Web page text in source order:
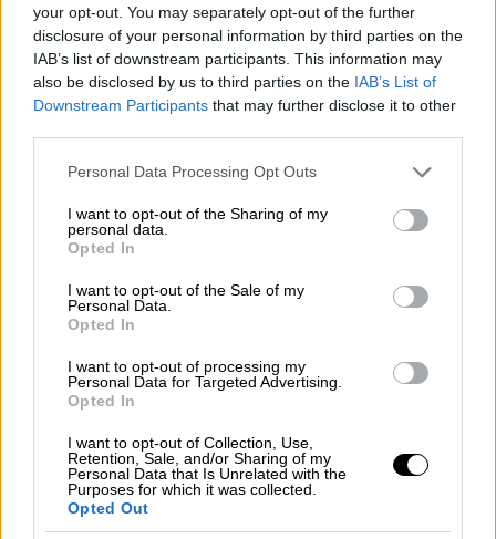
your opt-out. You may separately opt-out of the further
disclosure of your personal information by third parties on the
IAB’s list of downstream participants. This information may
also be disclosed by us to third parties on the IAB’s List of
Downstream Participants that may further disclose it to other
Please note that this website/app uses one or more Google
not limited to your visit or usage behaviour. You may click to
grant or deny consent to Google and its third-party tags to
use your data for below specified purposes in below Google
consent section.
Personal Data Processing Opt Outs
I want to opt-out of the Sharing of my
personal data.
Opted In
I want to opt-out of the Sale of my
Personal Data.
Opted In
I want to opt-out of processing my
Personal Data for Targeted Advertising.
Opted In
I want to opt-out of Collection, Use,
Retention, Sale, and/or Sharing of my
Personal Data that Is Unrelated with the
Purposes for which it was collected.
Opted Out
5. Μέγκαν Μαρκλ - Θα κάνω ό τι μου
αρέσει τελικά!
Ο πρίγκιπας Χάρι και η σύζυγός του Μέγκαν
κοσμούν το εξώφυλλο της ετήσιας έκδοσης